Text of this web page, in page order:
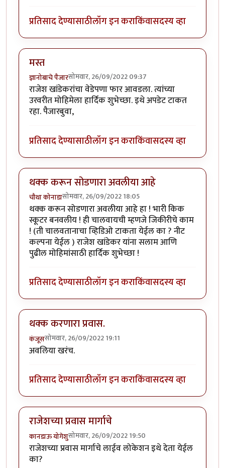
प्रतिसाद देण्यासाठीलॉग इन कराकिंवासदस्य व्हा
मस्त
ज्ञानोबाचे पैजारसोमवार, 26/09/2022 09:37
राजेश खांडेकरांचा वेडेपणा फार आवडला. त्यांच्या
उरवरीत मोहिमेला हार्दिक शुभेच्छा. इथे अपडेट टाकत
रहा. पैजारबुवा,
प्रतिसाद देण्यासाठीलॉग इन कराकिंवासदस्य व्हा
थक्क करून सोडणारा अवलीया आहे
चौथा कोनाडासोमवार, 26/09/2022 18:05
थक्क करून सोडणारा अवलीया आहे हा ! भारी किक
स्कूटर बनवलीय ! ही चालवायची म्हणजे जिकीरीचे काम
! (ती चालवतानाचा व्हिडिओ टाकता येईल का ? नीट
कल्पना येईल ) राजेश खांडेकर यांना सलाम आणि
पुढील मोहिमांसाठी हार्दिक शुभेच्छा !
प्रतिसाद देण्यासाठीलॉग इन कराकिंवासदस्य व्हा
थक्क करणारा प्रवास.
कंजूससोमवार, 26/09/2022 19:11
अवलिया खरंच.
प्रतिसाद देण्यासाठीलॉग इन कराकिंवासदस्य व्हा
राजेशच्या प्रवास मार्गाचे
कानडाऊ योगेशुसोमवार, 26/09/2022 19:50
राजेशच्या प्रवास मार्गाचे लाईव लोकेशन इथे देता येईल
का?